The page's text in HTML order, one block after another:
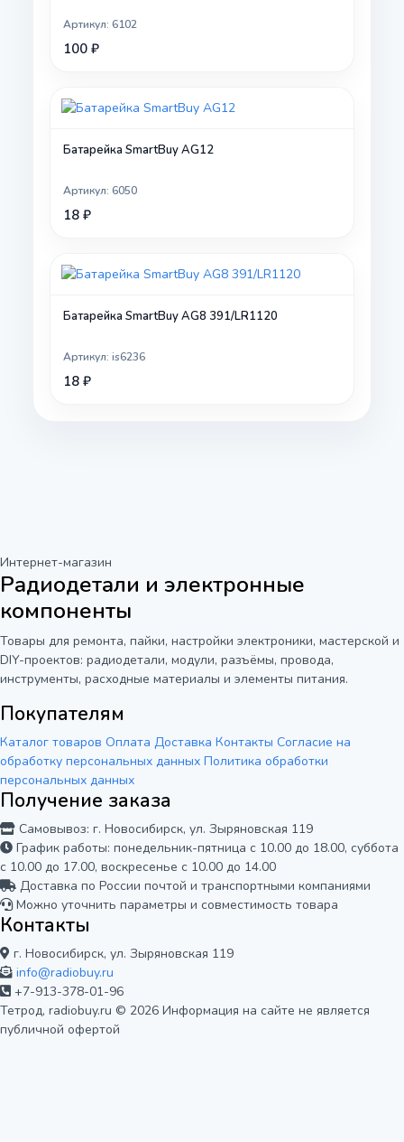
Артикул: 6102
100 ₽
Батарейка SmartBuy AG12
Артикул: 6050
18 ₽
Батарейка SmartBuy AG8 391/LR1120
Артикул: is6236
18 ₽
Интернет-магазин
Радиодетали и электронные
компоненты
Товары для ремонта, пайки, настройки электроники, мастерской и
DIY-проектов: радиодетали, модули, разъёмы, провода,
инструменты, расходные материалы и элементы питания.
Покупателям
Каталог товаров Оплата Доставка Контакты Согласие на
обработку персональных данных Политика обработки
персональных данных
Получение заказа
Самовывоз: г. Новосибирск, ул. Зыряновская 119
График работы: понедельник-пятница с 10.00 до 18.00, суббота
с 10.00 до 17.00, воскресенье с 10.00 до 14.00
Доставка по России почтой и транспортными компаниями
Можно уточнить параметры и совместимость товара
Контакты
г. Новосибирск, ул. Зыряновская 119
info@radiobuy.ru
+7-913-378-01-96
Тетрод, radiobuy.ru © 2026 Информация на сайте не является
публичной офертой